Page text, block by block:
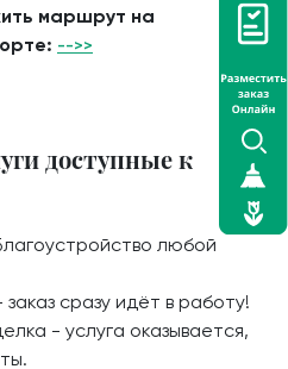
маршрут на
-->>
доступные к
любой
сразу идёт в работу!
- услуга оказывается,